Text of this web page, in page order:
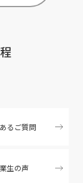
るご質問
生の声